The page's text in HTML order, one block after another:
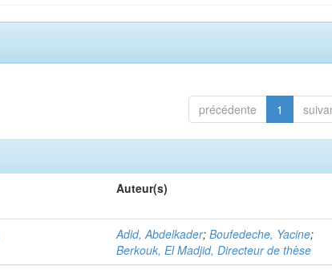
précédente 1
Auteur(s)
Adid, Abdelkader;Boufedeche, Yacine;
Berkouk, El Madjid, Directeur de thèse